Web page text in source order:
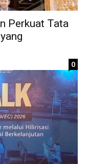
Perkuat Tata
0